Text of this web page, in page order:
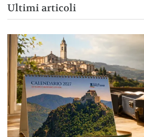
Ultimi articoli